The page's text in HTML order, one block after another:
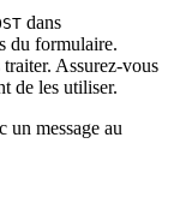
dans
du formulaire.
Assurez-vous
de les utiliser.
un message au